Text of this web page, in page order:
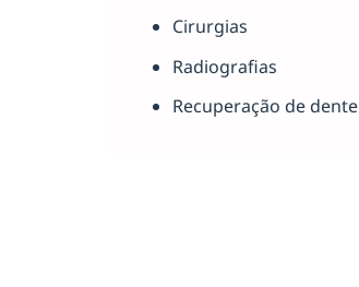
Cirurgias
Radiografias
Recuperação de